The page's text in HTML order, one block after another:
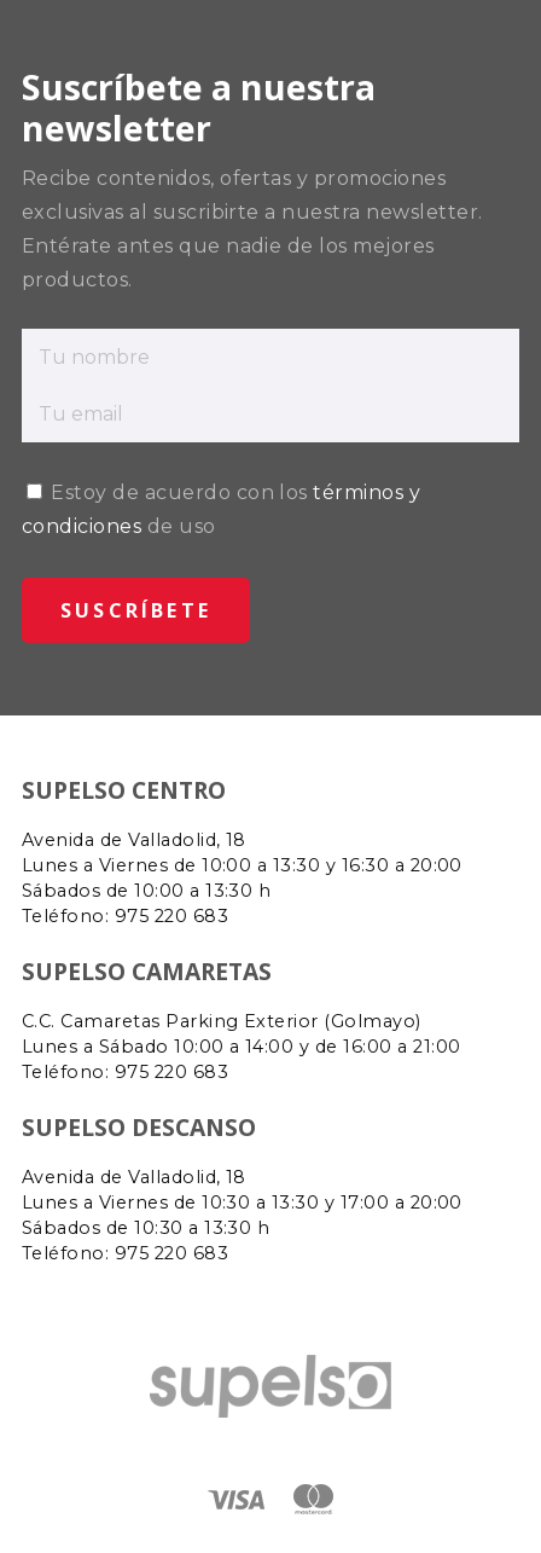
Suscríbete a nuestra
newsletter
Recibe contenidos, ofertas y promociones
exclusivas al suscribirte a nuestra newsletter.
Entérate antes que nadie de los mejores
productos.
Estoy de acuerdo con lostérminos y
condiciones de uso
SUPELSO CENTRO
Avenida de Valladolid, 18
Lunes a Viernes de 10:00 a 13:30 y 16:30 a 20:00
Sábados de 10:00 a 13:30 h
Teléfono: 975 220 683
SUPELSO CAMARETAS
C.C. Camaretas Parking Exterior (Golmayo)
Lunes a Sábado 10:00 a 14:00 y de 16:00 a 21:00
Teléfono: 975 220 683
SUPELSO DESCANSO
Avenida de Valladolid, 18
Lunes a Viernes de 10:30 a 13:30 y 17:00 a 20:00
Sábados de 10:30 a 13:30 h
Teléfono: 975 220 683